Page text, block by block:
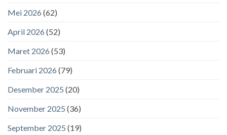
Mei 2026 (62)
April 2026 (52)
Maret 2026 (53)
Februari 2026 (79)
Desember 2025 (20)
November 2025 (36)
September 2025 (19)